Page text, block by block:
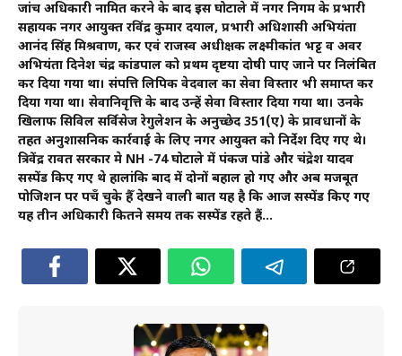
जांच अधिकारी नामित करने के बाद इस घोटाले में नगर निगम के प्रभारी
सहायक नगर आयुक्त रविंद्र कुमार दयाल, प्रभारी अधिशासी अभियंता
आनंद सिंह मिश्रवाण, कर एवं राजस्व अधीक्षक लक्ष्मीकांत भट्ट व अवर
अभियंता दिनेश चंद्र कांडपाल को प्रथम दृष्टया दोषी पाए जाने पर निलंबित
कर दिया गया था। संपत्ति लिपिक वेदवाल का सेवा विस्तार भी समाप्त कर
दिया गया था। सेवानिवृत्ति के बाद उन्हें सेवा विस्तार दिया गया था। उनके
खिलाफ सिविल सर्विसेज रेगुलेशन के अनुच्छेद 351(ए) के प्रावधानों के
तहत अनुशासनिक कार्रवाई के लिए नगर आयुक्त को निर्देश दिए गए थे।
त्रिवेंद्र रावत सरकार मे NH -74 घोटाले में पंकज पांडे और चंद्रेश यादव
सस्पेंड किए गए थे हालांकि बाद में दोनों बहाल हो गए और अब मजबूत
पोजिशन पर पहुँच चुके हैँ देखने वाली बात यह है कि आज सस्पेंड किए गए
यह तीन अधिकारी कितने समय तक सस्पेंड रहते हैं…